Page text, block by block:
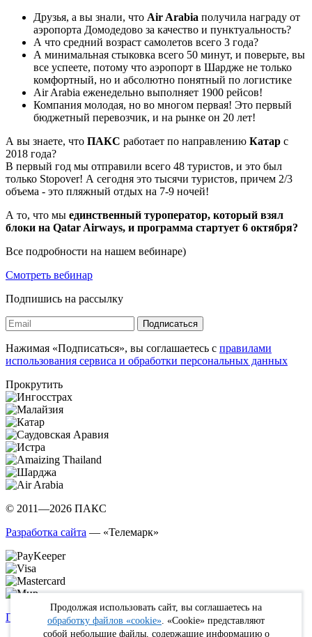
Друзья, а вы знали, что Air Arabia получила награду от
аэропорта Домодедово за качество и пунктуальность?
А что средний возраст самолетов всего 3 года?
А минимальная стыковка всего 50 минут, и поверьте, вы
все успеете, потому что аэропорт в Шардже не только
комфортный, но и абсолютно понятный по логистике
Air Arabia еженедельно выполняет 1900 рейсов!
Компания молодая, но во многом первая! Это первый
бюджетный перевозчик, и на рынке он 20 лет!
А вы знаете, что ПАКС работает по направлению Катар с
2018 года?
В первый год мы отправили всего 48 туристов, и это был
только Stopover! А сегодня это тысячи туристов, причем 2/3
объема - это пляжный отдых на 7-9 ночей!
А то, что мы единственный туроператор, который взял
блоки на Qatar Airways, и программа стартует 6 октября?
Все подробности на нашем вебинаре)
Смотреть вебинар
Подпишись на рассылку
Подписаться
Нажимая «Подписаться», вы соглашаетесь с правилами
использования сервиса и обработки персональных данных
Прокрутить
© 2011—2026 ПАКС
Разработка сайта — «Телемарк»
Политика в отношении обработки персональных данных
Продолжая использовать сайт, вы соглашаетесь на
обработку файлов «cookie» . «Cookie» представляют
собой небольшие файлы, содержащие информацию о